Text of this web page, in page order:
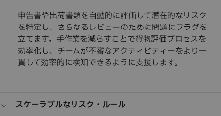
申告書や出荷書類を自動的に評価して潜在的なリスク
を特定し、さらなるレビューのために問題にフラグを
立てます。手作業を減らすことで貨物評価プロセスを
効率化し、チームが不審なアクティビティーをより一
貫して効率的に検知できるように支援します。
スケーラブルなリスク・ルール